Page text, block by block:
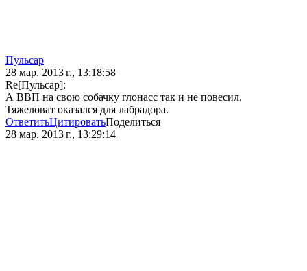
Пульсар
28 мар. 2013 г., 13:18:58
Re[Пульсар]:
А ВВП на свою собачку глонасс так и не повесил.
Тяжеловат оказался для лабрадора.
ОтветитьЦитироватьПоделиться
28 мар. 2013 г., 13:29:14